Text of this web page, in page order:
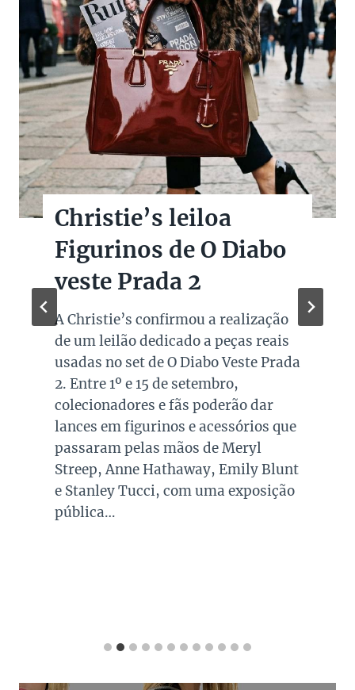
Christie’s leiloa
Figurinos de O Diabo
veste Prada 2
A Christie’s confirmou a realização
de um leilão dedicado a peças reais
usadas no set de O Diabo Veste Prada
2. Entre 1º e 15 de setembro,
colecionadores e fãs poderão dar
lances em figurinos e acessórios que
passaram pelas mãos de Meryl
Streep, Anne Hathaway, Emily Blunt
e Stanley Tucci, com uma exposição
pública…